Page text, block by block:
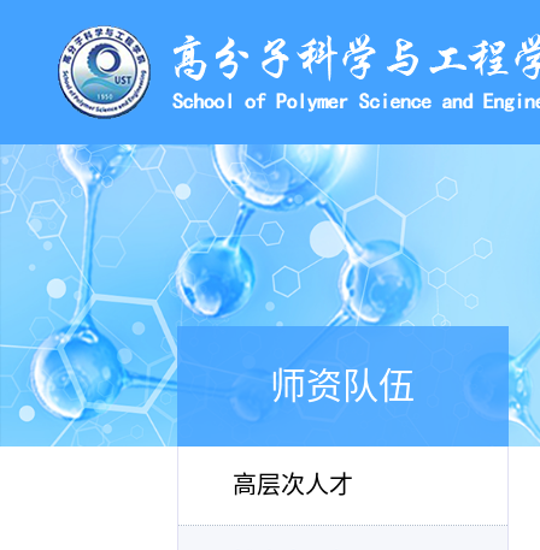
师资队伍
高层次人才